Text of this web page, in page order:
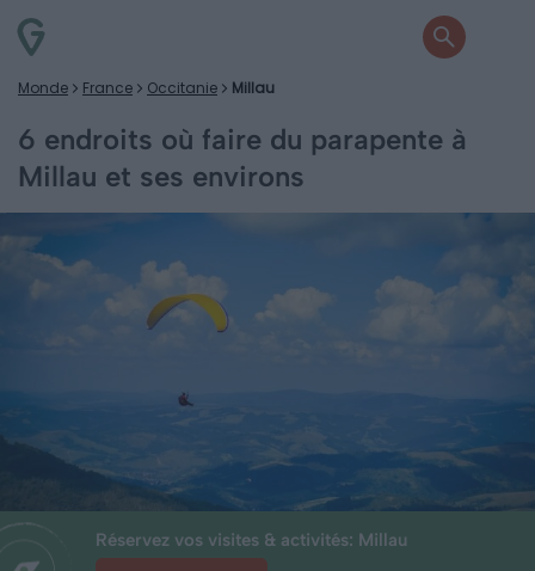
Monde France Occitanie Millau
6 endroits où faire du parapente à
Millau et ses environs
Réservez vos visites & activités: Millau